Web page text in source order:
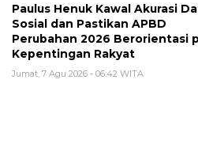
Paulus Henuk Kawal Akurasi
Sosial dan Pastikan APBD
Perubahan 2026 Berorientasi
Kepentingan Rakyat
Jumat, 7 Agu 2026 - 06:42 WITA